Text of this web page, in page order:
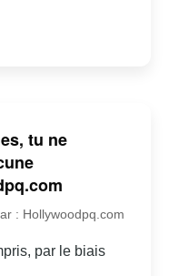
tu ne
: Hollywoodpq.com
par le biais